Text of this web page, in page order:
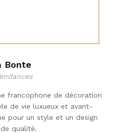
Bonte
francophone de décoration
de vie luxueux et avant-
pour un style et un design
qualité.